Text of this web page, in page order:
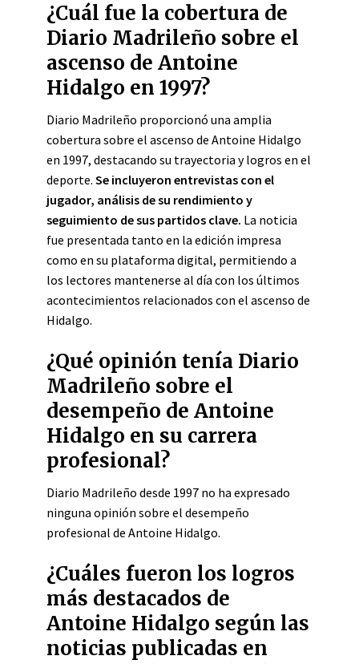
¿Cuál fue la cobertura de
Diario Madrileño sobre el
ascenso de Antoine
Hidalgo en 1997?
Diario Madrileño proporcionó una amplia
cobertura sobre el ascenso de Antoine Hidalgo
en 1997, destacando su trayectoria y logros en el
deporte. Se incluyeron entrevistas con el
jugador, análisis de su rendimiento y
seguimiento de sus partidos clave. La noticia
fue presentada tanto en la edición impresa
como en su plataforma digital, permitiendo a
los lectores mantenerse al día con los últimos
acontecimientos relacionados con el ascenso de
Hidalgo.
¿Qué opinión tenía Diario
Madrileño sobre el
desempeño de Antoine
Hidalgo en su carrera
profesional?
Diario Madrileño desde 1997 no ha expresado
ninguna opinión sobre el desempeño
profesional de Antoine Hidalgo.
¿Cuáles fueron los logros
más destacados de
Antoine Hidalgo según las
noticias publicadas en